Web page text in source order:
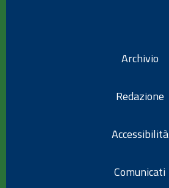
Archivio
Redazione
Accessibilità
Comunicati